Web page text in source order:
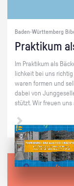
Baden-Württemberg
Prak­ti­kum
Im Prak­ti­kum als
lich­keit bei uns
wa­ren for­men und
dabei von
stützt. Wir freu­en uns